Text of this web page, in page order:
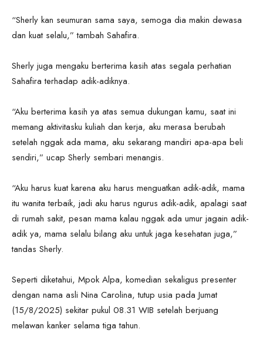
“Sherly kan seumuran sama saya, semoga dia makin dewasa
dan kuat selalu,” tambah Sahafira.
Sherly juga mengaku berterima kasih atas segala perhatian
Sahafira terhadap adik-adiknya.
“Aku berterima kasih ya atas semua dukungan kamu, saat ini
memang aktivitasku kuliah dan kerja, aku merasa berubah
setelah nggak ada mama, aku sekarang mandiri apa-apa beli
sendiri,” ucap Sherly sembari menangis.
“Aku harus kuat karena aku harus menguatkan adik-adik, mama
itu wanita terbaik, jadi aku harus ngurus adik-adik, apalagi saat
di rumah sakit, pesan mama kalau nggak ada umur jagain adik-
adik ya, mama selalu bilang aku untuk jaga kesehatan juga,”
tandas Sherly.
Seperti diketahui, Mpok Alpa, komedian sekaligus presenter
dengan nama asli Nina Carolina, tutup usia pada Jumat
(15/8/2025) sekitar pukul 08.31 WIB setelah berjuang
melawan kanker selama tiga tahun.